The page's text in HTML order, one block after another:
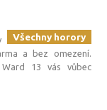
Všechny horory
a bez omezení.
13 vás vůbec